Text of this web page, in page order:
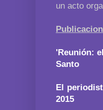
un acto
'Reunión:
Santo
El
2015